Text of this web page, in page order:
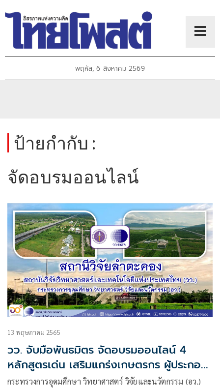
พฤหัส, 6 สิงหาคม 2569
ป้ายกำกับ :
จัดอบรมออนไลน์
13 พฤษภาคม 2565
วว. จับมือพันธมิตร จัดอบรมออนไลน์ 4
หลักสูตรเด่น เสริมแกร่งเกษตรกร ผู้ประกอบ
การไทย
กระทรวงการอุดมศึกษา วิทยาศาสตร์ วิจัยและนวัตกรรม (อว.)